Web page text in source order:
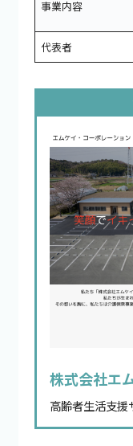
事業内容
代表者
株式会社エ
高齢者生活支援